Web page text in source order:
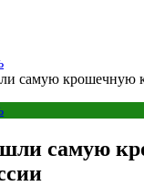
самую крошечную
самую